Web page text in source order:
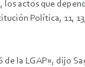
actos que
Política, 11,
la LGAP», dijo